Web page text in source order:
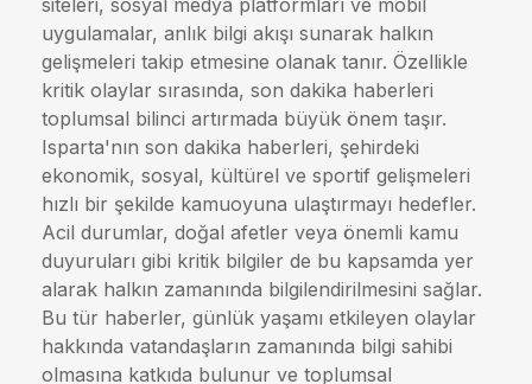
siteleri, sosyal medya platformları ve mobil
uygulamalar, anlık bilgi akışı sunarak halkın
gelişmeleri takip etmesine olanak tanır. Özellikle
kritik olaylar sırasında, son dakika haberleri
toplumsal bilinci artırmada büyük önem taşır.
Isparta'nın son dakika haberleri, şehirdeki
ekonomik, sosyal, kültürel ve sportif gelişmeleri
hızlı bir şekilde kamuoyuna ulaştırmayı hedefler.
Acil durumlar, doğal afetler veya önemli kamu
duyuruları gibi kritik bilgiler de bu kapsamda yer
alarak halkın zamanında bilgilendirilmesini sağlar.
Bu tür haberler, günlük yaşamı etkileyen olaylar
hakkında vatandaşların zamanında bilgi sahibi
olmasına katkıda bulunur ve toplumsal